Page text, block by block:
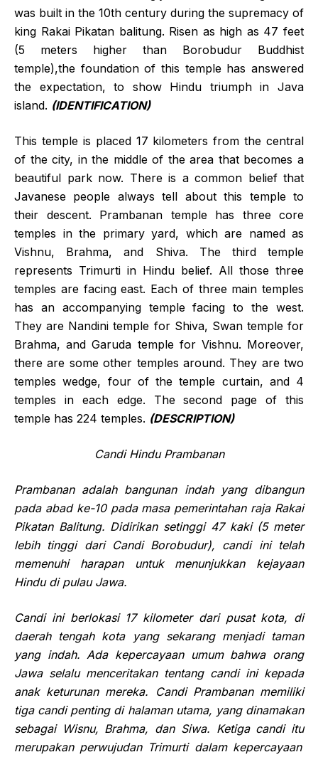
was built in the 10th century during the supremacy of
king Rakai Pikatan balitung. Risen as high as 47 feet
(5 meters higher than Borobudur Buddhist
temple),the foundation of this temple has answered
the expectation, to show Hindu triumph in Java
island. (IDENTIFICATION)
This temple is placed 17 kilometers from the central
of the city, in the middle of the area that becomes a
beautiful park now. There is a common belief that
Javanese people always tell about this temple to
their descent. Prambanan temple has three core
temples in the primary yard, which are named as
Vishnu, Brahma, and Shiva. The third temple
represents Trimurti in Hindu belief. All those three
temples are facing east. Each of three main temples
has an accompanying temple facing to the west.
They are Nandini temple for Shiva, Swan temple for
Brahma, and Garuda temple for Vishnu. Moreover,
there are some other temples around. They are two
temples wedge, four of the temple curtain, and 4
temples in each edge. The second page of this
temple has 224 temples. (DESCRIPTION)
Candi Hindu Prambanan
Prambanan adalah bangunan indahyang dibangun
pada abad ke-10 pada masa pemerintahanraja Rakai
Pikatan Balitung. Didirikansetinggi 47 kaki (5 meter
lebih tinggi dari Candi Borobudur), candi ini telah
memenuhi harapan untukmenunjukkan kejayaan
Hindu di pulau Jawa.
Candi ini berlokasi17 kilometer dari pusat kota, di
daerah tengahkotayang sekarang menjaditaman
yang indah. Ada kepercayaan umum bahwa orang
Jawa selalu menceritakan tentang candi ini kepada
anakketurunan mereka. Candi Prambanan memiliki
tiga candi penting di halaman utama, yang dinamakan
sebagai Wisnu, Brahma, dan Siwa. Ketigacandi itu
merupakanperwujudanTrimurti dalam kepercayaan